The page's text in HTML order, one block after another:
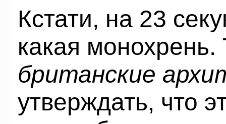
Кстати, на 23
какая
британские
утверждать, что